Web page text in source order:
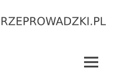
MENU